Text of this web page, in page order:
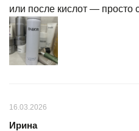
или после кислот — просто
16.03.2026
Ирина